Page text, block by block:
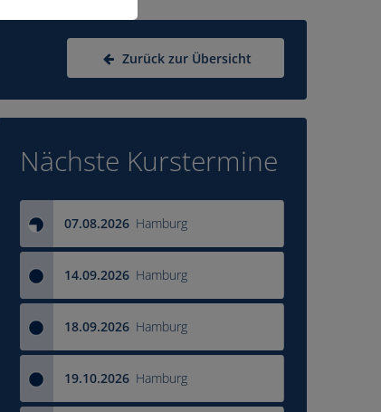
Zurück zur Übersicht
Nächste Kurstermine
07.08.2026 Hamburg
14.09.2026 Hamburg
18.09.2026 Hamburg
19.10.2026 Hamburg